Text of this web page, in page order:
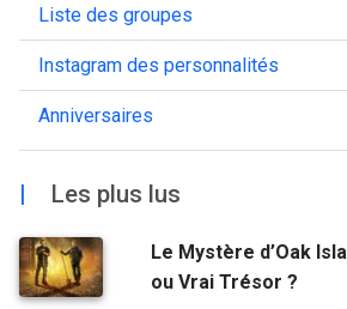
Liste des groupes
Instagram des personnalités
Anniversaires
| Les plus lus
Le Mystère d’Oak
ou Vrai Trésor ?